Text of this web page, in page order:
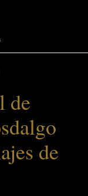
de
de